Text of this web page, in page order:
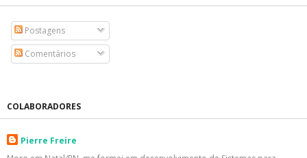
Postagens
Comentários
COLABORADORES
Pierre Freire